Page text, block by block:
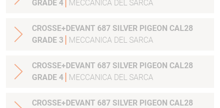
GRADE 4
MECCANICA DEL SARCA
CROSSE+DEVANT 687 SILVER PIGEON CAL28
GRADE 3
MECCANICA DEL SARCA
CROSSE+DEVANT 687 SILVER PIGEON CAL28
GRADE 4
MECCANICA DEL SARCA
CROSSE+DEVANT 687 SILVER PIGEON CAL28